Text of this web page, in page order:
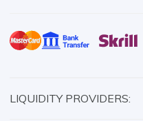
LIQUIDITY PROVIDERS: